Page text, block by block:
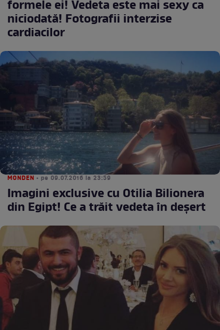
formele ei! Vedeta este mai sexy ca
niciodată! Fotografii interzise
cardiacilor
MONDEN • pe 09.07.2016 la 23:59
Imagini exclusive cu Otilia Bilionera
din Egipt! Ce a trăit vedeta în deşert